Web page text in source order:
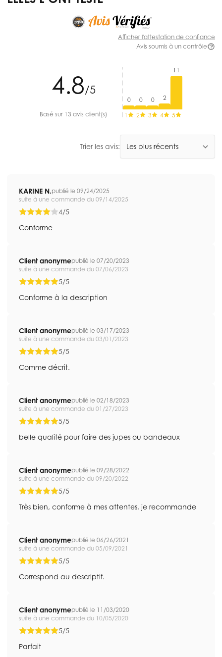
Afficher l'attestation de confiance
Avis soumis à un contrôle
4.8/5
Basé sur 13 avis client(s)
0
1
0
2
0
3
2
4
11
5
Trier les avis:
KARINE N.publié le 09/24/2025
suite à une commande du 09/14/2025
4/5
Conforme
Client anonymepublié le 07/20/2023
suite à une commande du 07/06/2023
5/5
Conforme à la description
Client anonymepublié le 03/17/2023
suite à une commande du 03/01/2023
5/5
Comme décrit.
Client anonymepublié le 02/18/2023
suite à une commande du 01/27/2023
5/5
belle qualité pour faire des jupes ou bandeaux
Client anonymepublié le 09/28/2022
suite à une commande du 09/20/2022
5/5
Très bien, conforme à mes attentes, je recommande
Client anonymepublié le 06/26/2021
suite à une commande du 05/09/2021
5/5
Correspond au descriptif.
Client anonymepublié le 11/03/2020
suite à une commande du 10/05/2020
5/5
Parfait